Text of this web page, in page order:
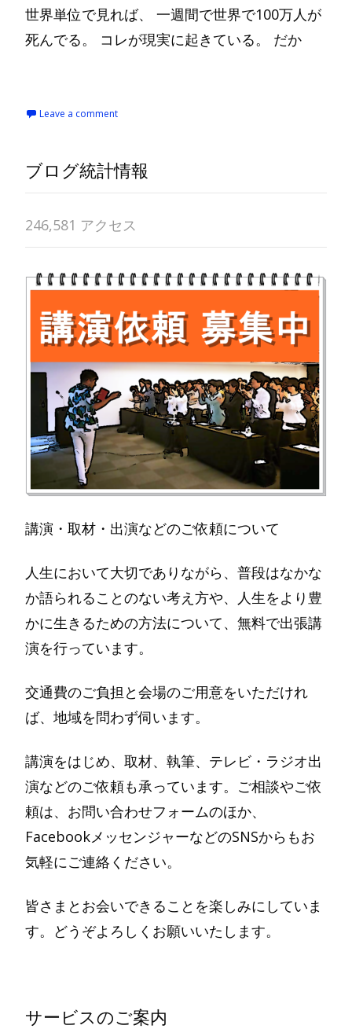
世界単位で見れば、 一週間で世界で100万人が
死んでる。 コレが現実に起きている。 だか
Leave a comment
ブログ統計情報
246,581 アクセス
講演・取材・出演などのご依頼について
人生において大切でありながら、普段はなかな
か語られることのない考え方や、人生をより豊
かに生きるための方法について、無料で出張講
演を行っています。
交通費のご負担と会場のご用意をいただけれ
ば、地域を問わず伺います。
講演をはじめ、取材、執筆、テレビ・ラジオ出
演などのご依頼も承っています。ご相談やご依
頼は、お問い合わせフォームのほか、
FacebookメッセンジャーなどのSNSからもお
気軽にご連絡ください。
皆さまとお会いできることを楽しみにしていま
す。どうぞよろしくお願いいたします。
サービスのご案内